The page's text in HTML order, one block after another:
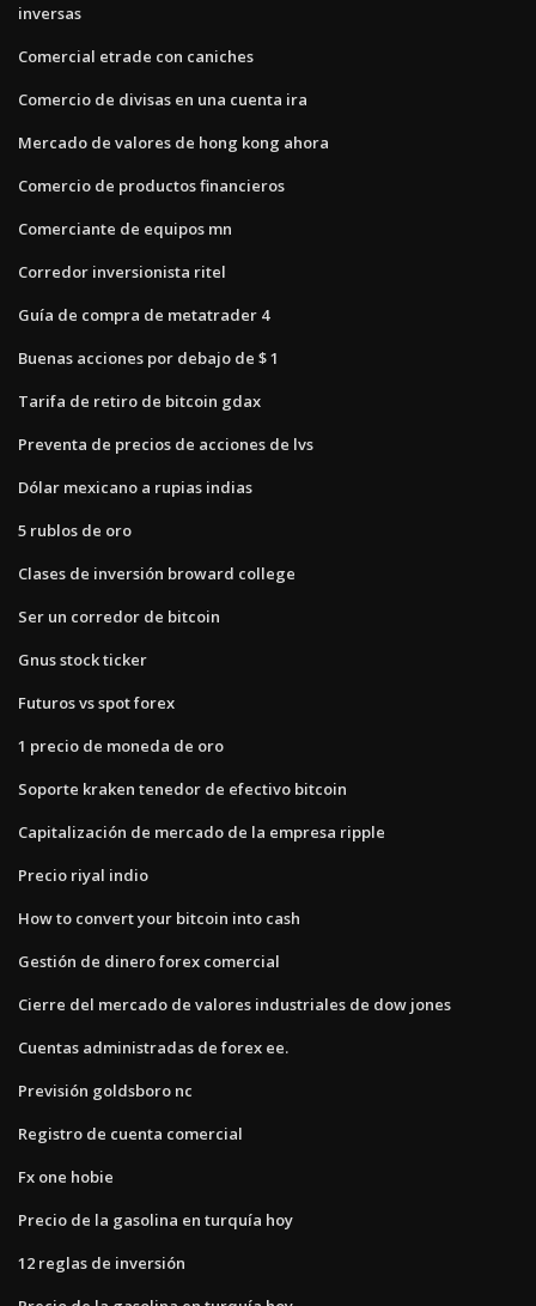
inversas
Comercial etrade con caniches
Comercio de divisas en una cuenta ira
Mercado de valores de hong kong ahora
Comercio de productos financieros
Comerciante de equipos mn
Corredor inversionista ritel
Guía de compra de metatrader 4
Buenas acciones por debajo de $ 1
Tarifa de retiro de bitcoin gdax
Preventa de precios de acciones de lvs
Dólar mexicano a rupias indias
5 rublos de oro
Clases de inversión broward college
Ser un corredor de bitcoin
Gnus stock ticker
Futuros vs spot forex
1 precio de moneda de oro
Soporte kraken tenedor de efectivo bitcoin
Capitalización de mercado de la empresa ripple
Precio riyal indio
How to convert your bitcoin into cash
Gestión de dinero forex comercial
Cierre del mercado de valores industriales de dow jones
Cuentas administradas de forex ee.
Previsión goldsboro nc
Registro de cuenta comercial
Fx one hobie
Precio de la gasolina en turquía hoy
12 reglas de inversión